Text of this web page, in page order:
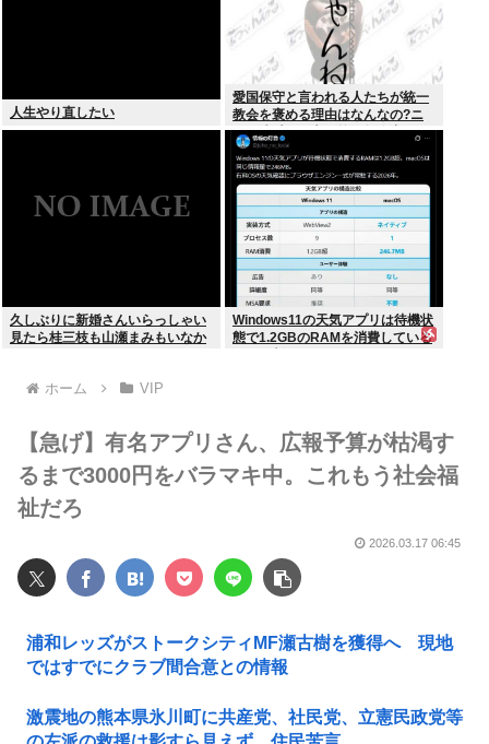
人生やり直したい
愛国保守と言われる人たちが統一
教会を褒める理由はなんなの?ニ
ュー速愛国保守は統一教会褒めて
る人が多い
久しぶりに新婚さんいらっしゃい
見たら桂三枝も山瀬まみもいなか
Windows11の天気アプリは待機状
態で1.2GBのRAMを消費している
ホーム VIP
【急げ】有名アプリさん、広報予算が枯渇す
るまで3000円をバラマキ中。これもう社会福
祉だろ
2026.03.17 06:45
浦和レッズがストークシティMF瀬古樹を獲得へ 現地
ではすでにクラブ間合意との情報
激震地の熊本県氷川町に共産党、社民党、立憲民政党等